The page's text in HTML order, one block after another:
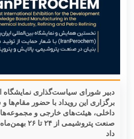
دبیر شورای سیاست‌گذاری نمایشگاه
برگزاری این رویداد با حضور مقام‌ها
داخلی، هیئت‌های خارجی و
صنعت پتروشیمی
داد